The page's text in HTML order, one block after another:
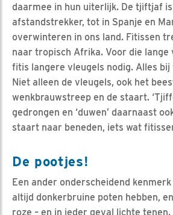
daarmee in hun uiterlijk. De tjiftjaf
afstandstrekker, tot in Spanje en
overwinteren in ons land. Fitissen
naar tropisch Afrika. Voor die lange
fitis langere vleugels nodig. Alles
Niet alleen de vleugels, ook het
wenkbrauwstreep en de staart.
gedrongen en ‘duwen’ daarnaast
staart naar beneden, iets wat
De pootjes!
Een ander onderscheidend
altijd donkerbruine poten hebben,
roze – en in ieder geval lichte tenen.